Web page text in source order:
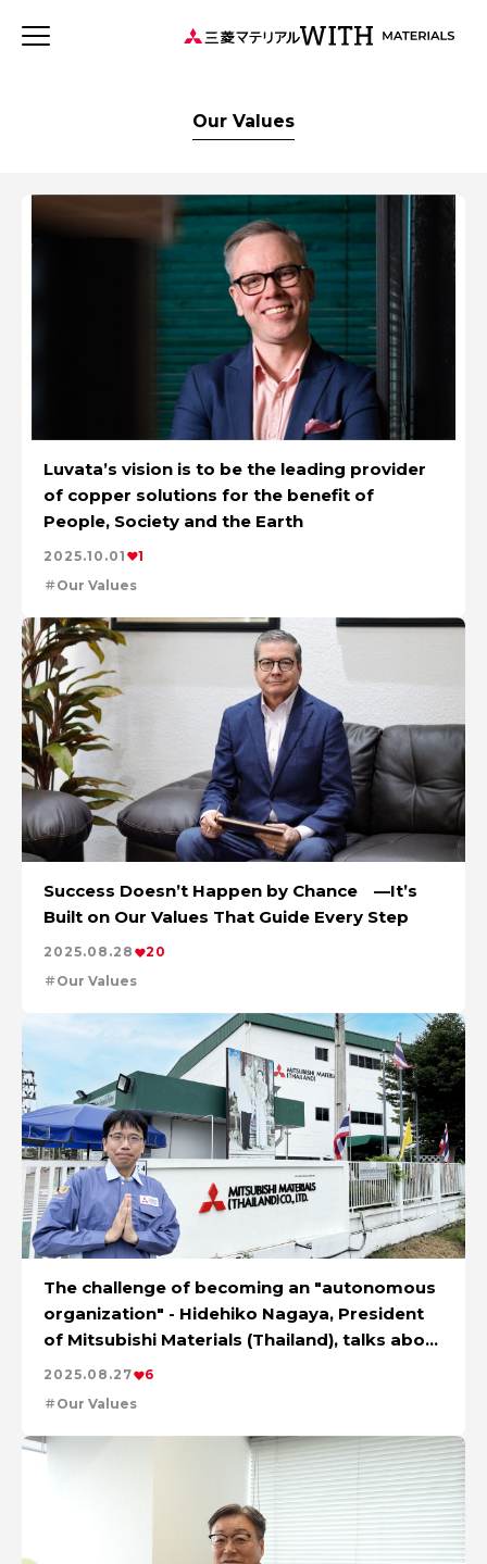
JP
連載記事WITH MATERIALSについて
タグから探す
特集：可能性の素材「タングステン」を世界へ 事業
健康経営
特集：世界のものづくりの力になる
三菱マテリアルのある街を訪ねて
ソザイのヒミツ
森とマテリアル
安全への取り組み
社会をつくる素材の力
特集：人と社会と地球のために
特集：自動車・半導体の進化を担う
特集：地熱発電への挑戦
MYSTORY
特集：都市鉱山に挑む
特集：進化する銅
電気鉛
特集：金属と社会を、クリーンにつくり出す
特集：限りある金属資源を、未来につなぐ。
resource circulation
Electrolytic copper
資源循環
リサイクル
Our Values
Luvata’s vision is to be the leading provider
of copper solutions for the benefit of
People, Society and the Earth
2025.10.01
1
Our Values
Success Doesn’t Happen by Chance —It’s
Built on Our Values That Guide Every Step
2025.08.28
20
Our Values
The challenge of becoming an "autonomous
organization" - Hidehiko Nagaya, President
of Mitsubishi Materials (Thailand), talks about
change and the future
2025.08.27
6
Our Values